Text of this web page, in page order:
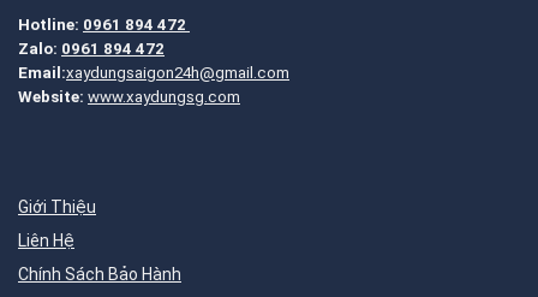
Hotline: 0961 894 472
Zalo: 0961 894 472
Email:xaydungsaigon24h@gmail.com
Website: www.xaydungsg.com
Giới Thiệu
Liên Hệ
Chính Sách Bảo Hành